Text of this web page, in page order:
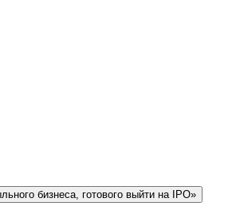
бизнеса, готового выйти на IPO»